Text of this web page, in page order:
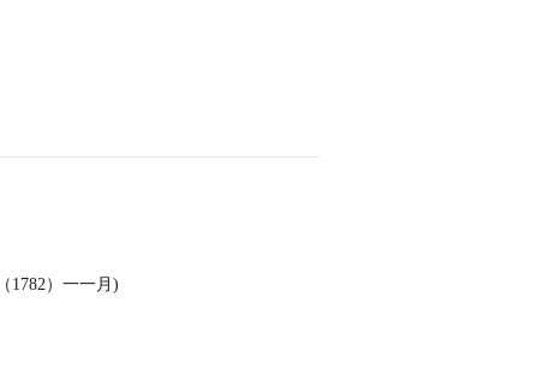
1782）一一月)